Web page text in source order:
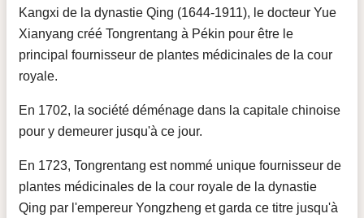
Kangxi de la dynastie Qing (1644-1911), le docteur Yue
Xianyang créé Tongrentang à Pékin pour être le
principal fournisseur de plantes médicinales de la cour
royale.
En 1702, la société déménage dans la capitale chinoise
pour y demeurer jusqu'à ce jour.
En 1723, Tongrentang est nommé unique fournisseur de
plantes médicinales de la cour royale de la dynastie
Qing par l'empereur Yongzheng et garda ce titre jusqu'à